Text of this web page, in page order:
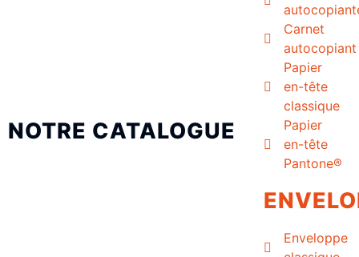
Carnet
autocopiant
Papier
en-tête
classique
Papier
en-tête
Pantone®
Enveloppe
NOTRE CATALOGUE